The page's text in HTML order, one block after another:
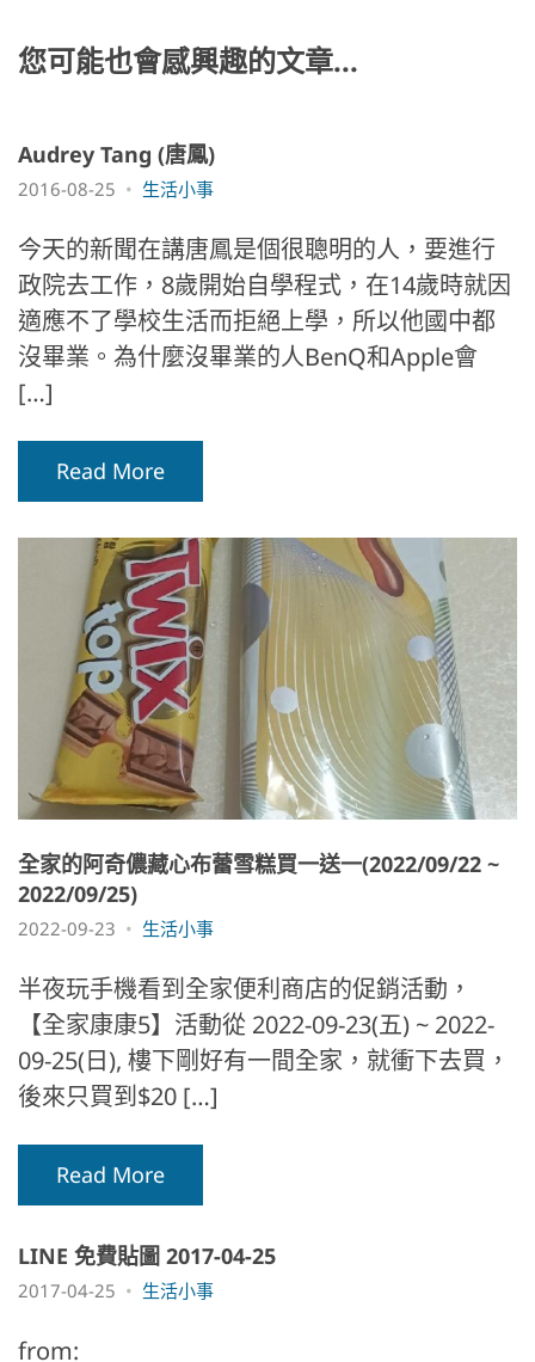
k
您可能也會感興趣的文章...
Audrey Tang (唐鳳)
2016-08-25 生活小事
今天的新聞在講唐鳳是個很聰明的人，要進行
政院去工作，8歲開始自學程式，在14歲時就因
適應不了學校生活而拒絕上學，所以他國中都
沒畢業。為什麼沒畢業的人BenQ和Apple會
[…]
Read More
全家的阿奇儂藏心布蕾雪糕買一送一(2022/09/22 ~
2022/09/25)
2022-09-23 生活小事
半夜玩手機看到全家便利商店的促銷活動，
【全家康康5】活動從 2022-09-23(五) ~ 2022-
09-25(日), 樓下剛好有一間全家，就衝下去買，
後來只買到$20 […]
Read More
LINE 免費貼圖 2017-04-25
2017-04-25 生活小事
from: